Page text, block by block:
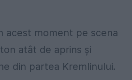
acest moment pe scena
atât de aprins și
din partea Kremlinului.